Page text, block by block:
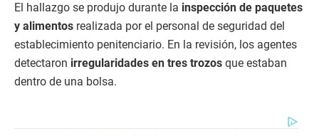
El hallazgo se produjo durante la inspección de paquetes
y alimentos realizada por el personal de seguridad del
establecimiento penitenciario. En la revisión, los agentes
detectaron irregularidades en tres trozos que estaban
dentro de una bolsa.